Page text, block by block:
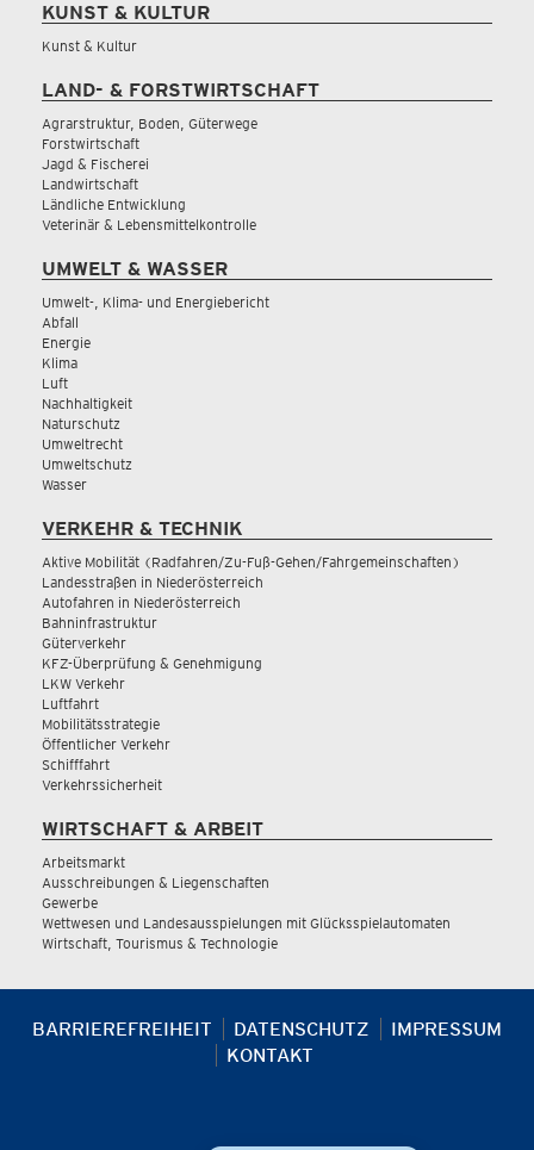
KUNST & KULTUR
Kunst & Kultur
LAND- & FORSTWIRTSCHAFT
Agrarstruktur, Boden, Güterwege
Forstwirtschaft
Jagd & Fischerei
Landwirtschaft
Ländliche Entwicklung
Veterinär & Lebensmittelkontrolle
UMWELT & WASSER
Umwelt-, Klima- und Energiebericht
Abfall
Energie
Klima
Luft
Nachhaltigkeit
Naturschutz
Umweltrecht
Umweltschutz
Wasser
VERKEHR & TECHNIK
Aktive Mobilität (Radfahren/Zu-Fuß-Gehen/Fahrgemeinschaften)
Landesstraßen in Niederösterreich
Autofahren in Niederösterreich
Bahninfrastruktur
Güterverkehr
KFZ-Überprüfung & Genehmigung
LKW Verkehr
Luftfahrt
Mobilitätsstrategie
Öffentlicher Verkehr
Schifffahrt
Verkehrssicherheit
WIRTSCHAFT & ARBEIT
Arbeitsmarkt
Ausschreibungen & Liegenschaften
Gewerbe
Wettwesen und Landesausspielungen mit Glücksspielautomaten
Wirtschaft, Tourismus & Technologie
BARRIEREFREIHEIT DATENSCHUTZ
IMPRESSUM
KONTAKT